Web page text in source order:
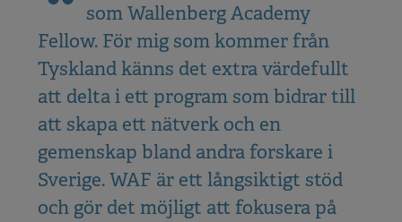
som Wallenberg Academy
Fellow. För mig som kommer från
Tyskland känns det extra värdefullt
att delta i ett program som bidrar till
att skapa ett nätverk och en
gemenskap bland andra forskare i
Sverige. WAF är ett långsiktigt stöd
och gör det möjligt att fokusera på